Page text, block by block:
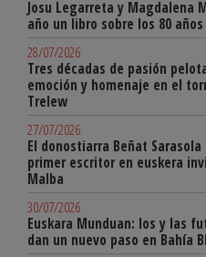
Josu Legarreta y Magdalena
año un libro sobre los 80
28/07/2026
Tres décadas de pasión
emoción y homenaje en el
Trelew
27/07/2026
El donostiarra Beñat
primer escritor en euskera
Malba
30/07/2026
Euskara Munduan: los y las
dan un nuevo paso en Bahía